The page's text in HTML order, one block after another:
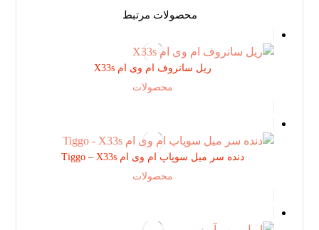
محصولات مرتبط
ریل سانروف ام وی ام X33s
محصولات
دنده سر میل سوپاپ ام وی ام Tiggo – X33s
محصولات